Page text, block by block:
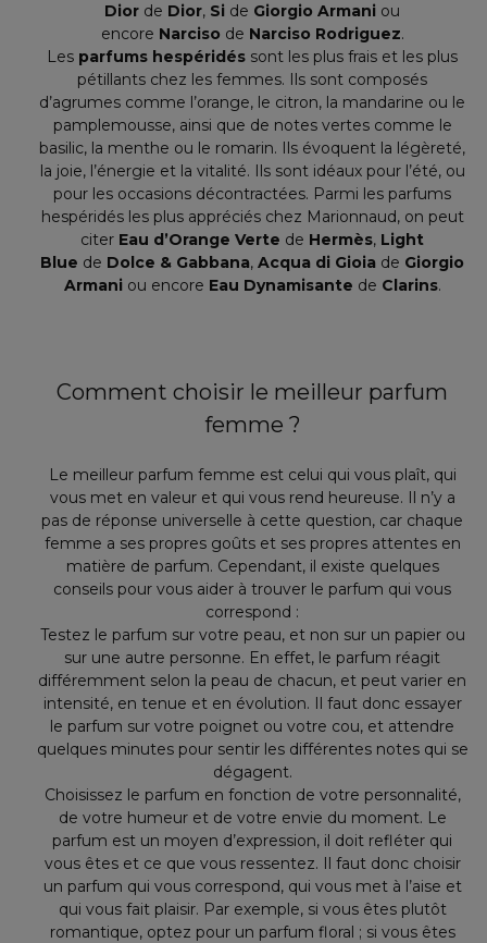
Dior de Dior, Si de Giorgio Armani ou
encore Narciso de Narciso Rodriguez.
Les parfums hespéridés sont les plus frais et les plus
pétillants chez les femmes. Ils sont composés
d’agrumes comme l’orange, le citron, la mandarine ou le
pamplemousse, ainsi que de notes vertes comme le
basilic, la menthe ou le romarin. Ils évoquent la légèreté,
la joie, l’énergie et la vitalité. Ils sont idéaux pour l’été, ou
pour les occasions décontractées. Parmi les parfums
hespéridés les plus appréciés chez Marionnaud, on peut
citer Eau d’Orange Verte de Hermès, Light
Blue de Dolce & Gabbana, Acqua di Gioia de Giorgio
Armaniou encore Eau Dynamisante de Clarins.
Comment choisir le meilleur parfum
femme ?
Le meilleur parfum femme est celui qui vous plaît, qui
vous met en valeur et qui vous rend heureuse. Il n’y a
pas de réponse universelle à cette question, car chaque
femme a ses propres goûts et ses propres attentes en
matière de parfum. Cependant, il existe quelques
conseils pour vous aider à trouver le parfum qui vous
correspond :
Testez le parfum sur votre peau, et non sur un papier ou
sur une autre personne. En effet, le parfum réagit
différemment selon la peau de chacun, et peut varier en
intensité, en tenue et en évolution. Il faut donc essayer
le parfum sur votre poignet ou votre cou, et attendre
quelques minutes pour sentir les différentes notes qui se
dégagent.
Choisissez le parfum en fonction de votre personnalité,
de votre humeur et de votre envie du moment. Le
parfum est un moyen d’expression, il doit refléter qui
vous êtes et ce que vous ressentez. Il faut donc choisir
un parfum qui vous correspond, qui vous met à l’aise et
qui vous fait plaisir. Par exemple, si vous êtes plutôt
romantique, optez pour un parfum floral ; si vous êtes